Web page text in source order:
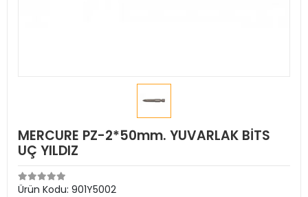
MERCURE PZ-2*50mm. YUVARLAK BİTS
UÇ YILDIZ
Ürün Kodu: 901Y5002